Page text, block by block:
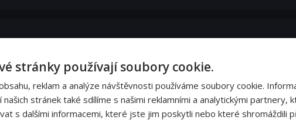
chystá se na večeři, kde se otec a syn mohou spojit. Ale Jamie má na večer tajný,
každého…
matka Edie. Darryl se snaží přesvědčit Kat, aby použila své léčivé schopnosti k záchraně
stránky používají soubory cookie.
reklam a analýze návštěvnosti používáme soubory cookie.
našich stránek také sdílíme s našimi reklamními a analytickými partnery,
s dalšími informacemi, které jste jim poskytli nebo které shromáždili